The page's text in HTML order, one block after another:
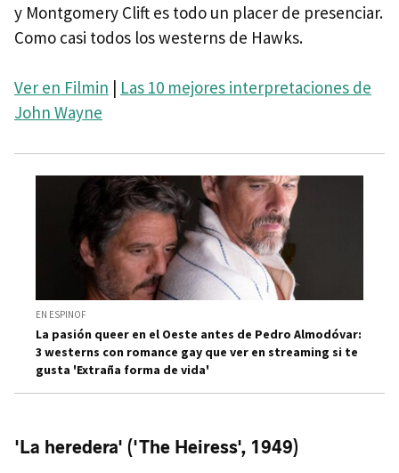
y Montgomery Clift es todo un placer de presenciar.
Como casi todos los westerns de Hawks.
Ver en Filmin | Las 10 mejores interpretaciones de
John Wayne
EN ESPINOF
La pasión queer en el Oeste antes de Pedro Almodóvar:
3 westerns con romance gay que ver en streaming si te
gusta 'Extraña forma de vida'
'La heredera' ('The Heiress', 1949)